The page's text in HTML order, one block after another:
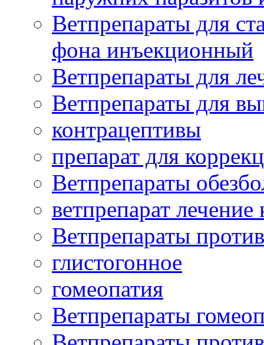
Ветпрепараты для
фона инъекционный
Ветпрепараты для
Ветпрепараты для
контрацептивы
препарат для
Ветпрепараты
ветпрепарат
Ветпрепараты
глистогонное
гомеопатия
Ветпрепараты